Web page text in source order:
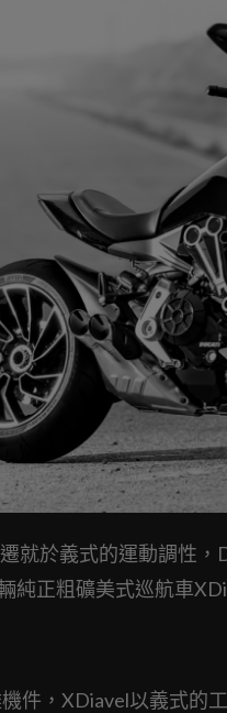
就於義式的運動調性
純正粗礦美式巡航車
件，XDiavel以義式的